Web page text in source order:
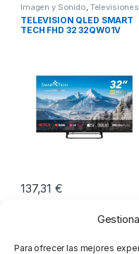
Para ofrecer las mejores
Imagen y Sonido, Televisiones
TV de 32 pulgadas
TELEVISIÓN QLED SMART
TECH FHD 32 32QW01V
137,31€